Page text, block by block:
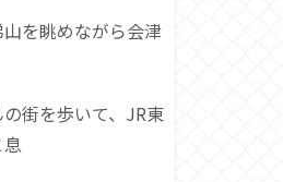
を眺めながら会津
街を歩いて、JR東